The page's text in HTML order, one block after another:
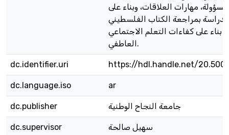
مهارات العلاقات، وبناء على
بمراجعة الكتاب الفلسطيني
بناء على كفاءات التعلم الاجتماعي
العاطفي.
dc.identifier.uri https://hdl.handle.net/
dc.language.iso ar
dc.publisher جامعة النجاح الوطنية
dc.supervisor سهيل صالحة